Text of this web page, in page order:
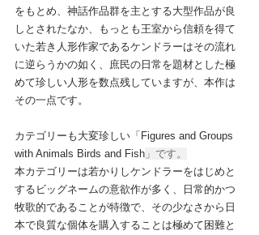
をもとめ、神話作品群を主とする大型作品が良
しとされたなか、もっとも王室から信頼を得て
いた若き人形作家であるケンドラーはその流れ
に逆らうかの如く、庶民の日常を題材とした極
めて珍しい人形を数点残していますが、本作は
その一点です。
カテゴリーも大変珍しい「Figures and Groups
with Animals Birds and Fish 」です。
本カテゴリーは若かりしケンドラーをはじめと
するビッグネームの意欲作が多く、日常的かつ
牧歌的であることが特徴で、その少なさから日
本で良質な個体を購入することは極めて困難と